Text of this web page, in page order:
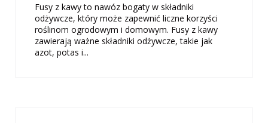
Fusy z kawy to nawóz bogaty w składniki
odżywcze, który może zapewnić liczne korzyści
roślinom ogrodowym i domowym. Fusy z kawy
zawierają ważne składniki odżywcze, takie jak
azot, potas i...